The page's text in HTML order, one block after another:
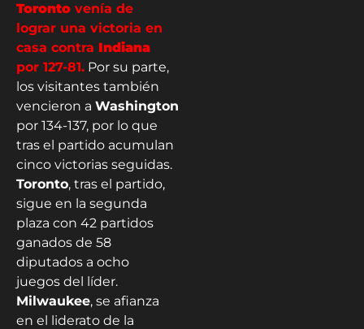
Toronto venía de
lograr una victoria en
casa contra Indiana
por 127-81. Por su parte,
los visitantes también
vencieron a Washington
por 134-137, por lo que
tras el partido acumulan
cinco victorias seguidas.
Toronto, tras el partido,
sigue en la segunda
plaza con 42 partidos
ganados de 58
diputados a ocho
juegos del líder.
Milwaukee, se afianza
en el liderato de la